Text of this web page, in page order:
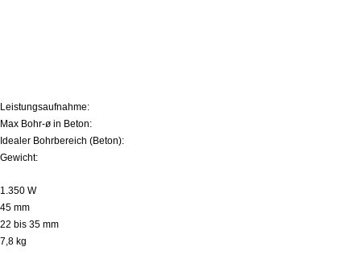
Leistungsaufnahme:
Max Bohr-ø in Beton:
Idealer Bohrbereich (Beton):
Gewicht:
1.350 W
45 mm
22 bis 35 mm
7,8 kg